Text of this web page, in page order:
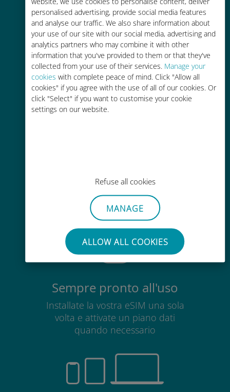
personalised advertising, provide social media features
and analyse our traffic. We also share information about
your use of our site with our social media, advertising and
analytics partners who may combine it with other
information that you've provided to them or that they've
collected from your use of their services. Manage your
cookies with complete peace of mind. Click "Allow all
cookies" if you agree with the use of all of our cookies. Or
click "Select" if you want to customise your cookie
settings on our website.
Refuse all cookies
MANAGE
ALLOW ALL COOKIES
operatore attuale
Ricarica facile
Ovunque tramite l'app Ubigi, anche
senza Wi-Fi o dati residui
Senza sforzo
Non è necessario rimuovere la
scheda SIM esistente
Sempre pronto all'uso
Installate la vostra eSIM una sola
volta e attivate un piano dati
quando necessario